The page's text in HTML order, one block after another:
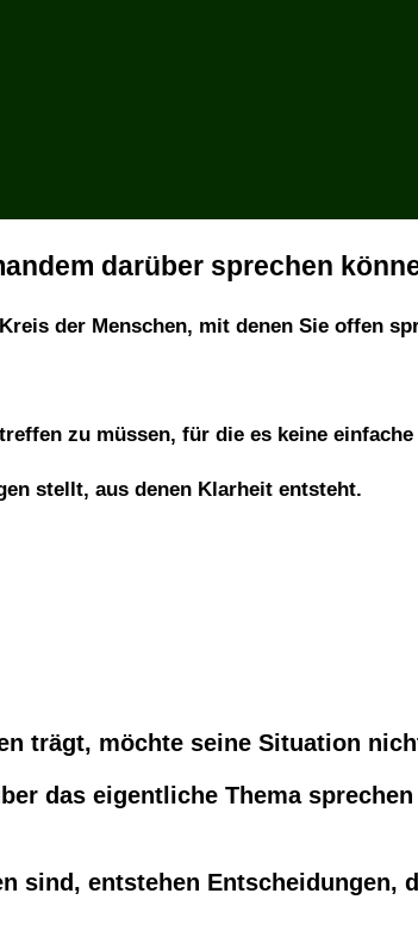
darüber sprechen
der Menschen, mit denen Sie offen
zu müssen, für die es keine
stellt, aus denen Klarheit entsteht.
trägt, möchte seine Situation
das eigentliche Thema
sind, entstehen Entscheidungen,